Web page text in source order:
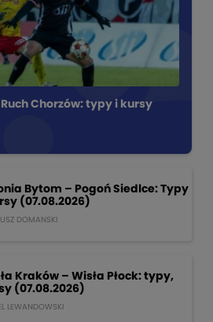
Chorzów: typy i kursy
Bytom – Pogoń Siedlce: Typy
(07.08.2026)
DOMANSKI
Kraków – Wisła Płock: typy,
(07.08.2026)
LEWANDOWSKI